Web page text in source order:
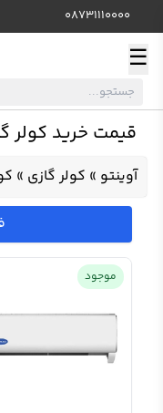
08731110000
☰
قیمت خرید کولر
آوینتو » کولر گازی »
موجود